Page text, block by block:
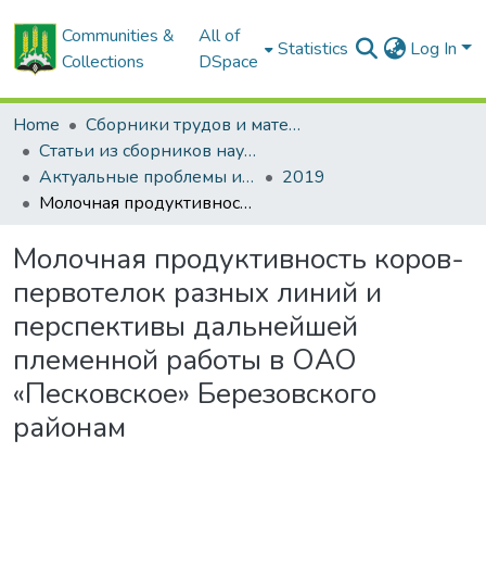
Communities &
Collections
All of
DSpace
Statistics Log In
Home
Сборники трудов и материалов конференций
Статьи из сборников научных трудов
Актуальные проблемы интенсивного развития животноводства: сб. науч. тр.
2019
Молочная продуктивность коров-первотелок разных линий и перспективы дальнейшей племенной работы в ОАО «Песковское» Березовского районам
Молочная продуктивность коров-
первотелок разных линий и
перспективы дальнейшей
племенной работы в ОАО
«Песковское» Березовского
районам